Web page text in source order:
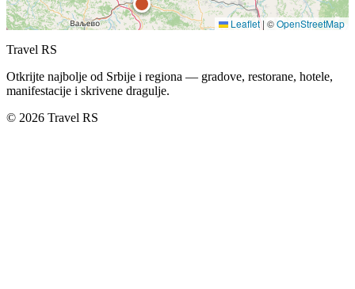
Leaflet | ©OpenStreetMap
Travel RS
Otkrijte najbolje od Srbije i regiona — gradove, restorane, hotele,
manifestacije i skrivene dragulje.
© 2026 Travel RS